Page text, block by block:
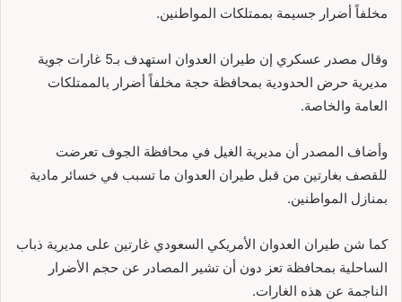
مخلفاً أضرار جسيمة بممتلكات المواطنين.
وقال مصدر عسكري إن طيران العدوان استهدف بـ5 غارات جوية
مديرية حرض الحدودية بمحافظة حجة مخلفاً أضرار بالممتلكات
العامة والخاصة.
وأضاف المصدر أن مديرية الغيل في محافظة الجوف تعرضت
للقصف بغارتين من قبل طيران العدوان ما تسبب في خسائر مادية
بمنازل المواطنين.
كما شن طيران العدوان الأمريكي السعودي غارتين على مديرية ذباب
الساحلية بمحافظة تعز دون أن تشير المصادر عن حجم الأضرار
الناجمة عن هذه الغارات.